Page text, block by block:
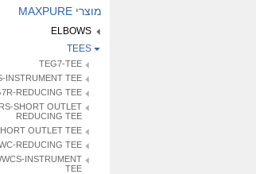
מוצרי MAXPURE
ELBOWS
TEES
TEG7-TEE
INSTRUMENT TEE
REDUCING TEE
SHORT OUTLET
REDUCING TEE
OUTLET TEE
REDUCING TEE
INSTRUMENT
TEE